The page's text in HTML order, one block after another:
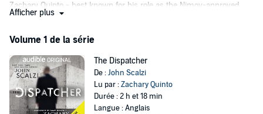
Zachary Quinto - best known for his role as the Nimoy-approved
Spock in the recent Star Trek reboot and the menacing, power-
credentials and simmering intensity to this audio-exclusive novella
One day, not long from now, it becomes almost impossible to
murder anyone - 999 times out of a thousand, anyone who is
intentionally killed comes back. How? We don't know. But it changes
everything: war, crime, daily life.
Afficher plus
Volume 1 de la série
The Dispatcher
De :John Scalzi
Lu par :Zachary Quinto
Durée : 2 h et 18 min
Langue : Anglais